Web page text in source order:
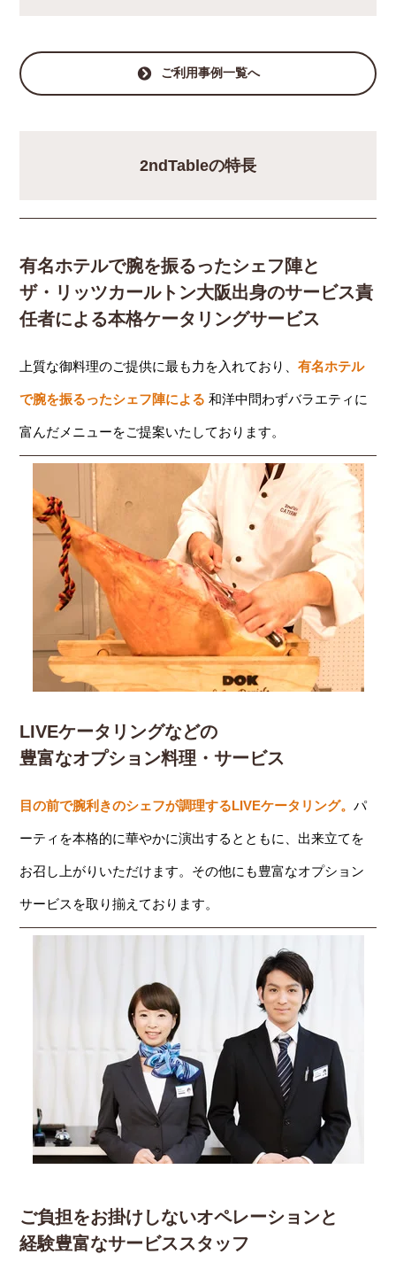
ご利用事例一覧へ
2ndTableの特長
有名ホテルで腕を振るったシェフ陣と
ザ・リッツカールトン大阪出身のサービス責
任者による本格ケータリングサービス
上質な御料理のご提供に最も力を入れており、有名ホテル
で腕を振るったシェフ陣による 和洋中問わずバラエティに
富んだメニューをご提案いたしております。
LIVEケータリングなどの
豊富なオプション料理・サービス
目の前で腕利きのシェフが調理するLIVEケータリング。パ
ーティを本格的に華やかに演出するとともに、出来立てを
お召し上がりいただけます。その他にも豊富なオプション
サービスを取り揃えております。
ご負担をお掛けしないオペレーションと
経験豊富なサービススタッフ